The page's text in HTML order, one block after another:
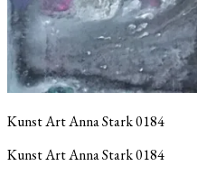
Kunst Art Anna Stark 0184
Kunst Art Anna Stark 0184